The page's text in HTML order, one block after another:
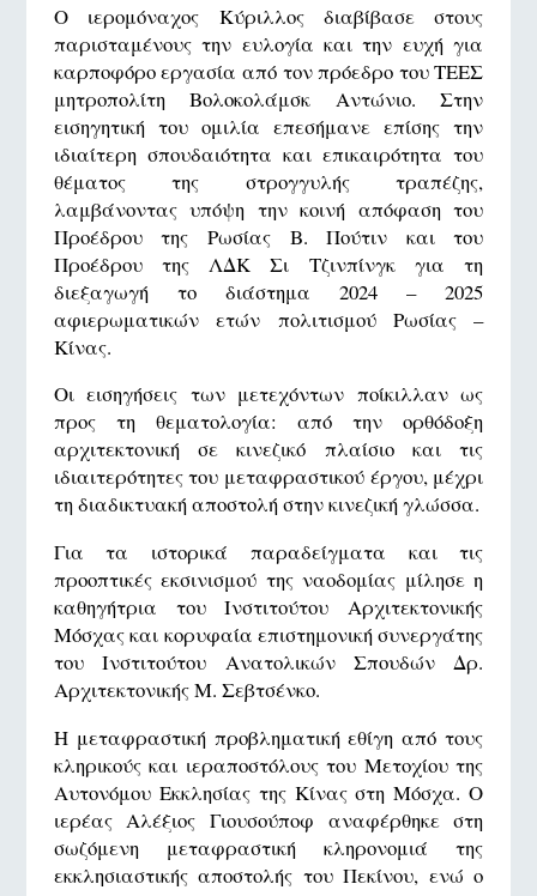
Ο ιερομόναχος Κύριλλος διαβίβασε στους
παρισταμένους την ευλογία και την ευχή για
καρποφόρο εργασία από τον πρόεδρο του ΤΕΕΣ
μητροπολίτη Βολοκολάμσκ Αντώνιο. Στην
εισηγητική του ομιλία επεσήμανε επίσης την
ιδιαίτερη σπουδαιότητα και επικαιρότητα του
θέματος της στρογγυλής τραπέζης,
λαμβάνοντας υπόψη την κοινή απόφαση του
Προέδρου της Ρωσίας Β. Πούτιν και του
Προέδρου της ΛΔΚ Σι Τζινπίνγκ για τη
διεξαγωγή το διάστημα 2024 – 2025
αφιερωματικών ετών πολιτισμού Ρωσίας –
Κίνας.
Οι εισηγήσεις των μετεχόντων ποίκιλλαν ως
προς τη θεματολογία: από την ορθόδοξη
αρχιτεκτονική σε κινεζικό πλαίσιο και τις
ιδιαιτερότητες του μεταφραστικού έργου, μέχρι
τη διαδικτυακή αποστολή στην κινεζική γλώσσα.
Για τα ιστορικά παραδείγματα και τις
προοπτικές εκσινισμού της ναοδομίας μίλησε η
καθηγήτρια του Ινστιτούτου Αρχιτεκτονικής
Μόσχας και κορυφαία επιστημονική συνεργάτης
του Ινστιτούτου Ανατολικών Σπουδών Δρ.
Αρχιτεκτονικής Μ. Σεβτσένκο.
Η μεταφραστική προβληματική εθίγη από τους
κληρικούς και ιεραποστόλους του Μετοχίου της
Αυτονόμου Εκκλησίας της Κίνας στη Μόσχα. Ο
ιερέας Αλέξιος Γιουσούποφ αναφέρθηκε στη
σωζόμενη μεταφραστική κληρονομιά της
εκκλησιαστικής αποστολής του Πεκίνου, ενώ ο